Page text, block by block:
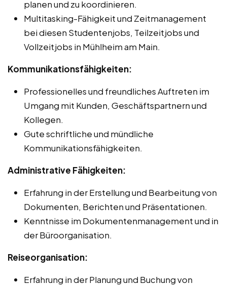
planen und zu koordinieren.
Multitasking-Fähigkeit und Zeitmanagement
bei diesen Studentenjobs, Teilzeitjobs und
Vollzeitjobs in Mühlheim am Main.
Kommunikationsfähigkeiten:
Professionelles und freundliches Auftreten im
Umgang mit Kunden, Geschäftspartnern und
Kollegen.
Gute schriftliche und mündliche
Kommunikationsfähigkeiten.
Administrative Fähigkeiten:
Erfahrung in der Erstellung und Bearbeitung von
Dokumenten, Berichten und Präsentationen.
Kenntnisse im Dokumentenmanagement und in
der Büroorganisation.
Reiseorganisation:
Erfahrung in der Planung und Buchung von